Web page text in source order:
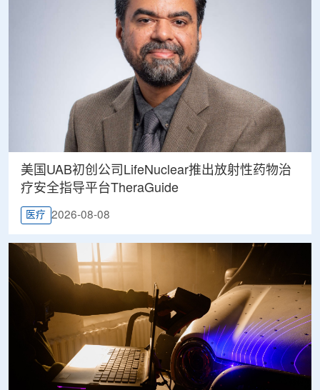
美国UAB初创公司LifeNuclear推出放射性药物治
疗安全指导平台TheraGuide
医疗 2026-08-08